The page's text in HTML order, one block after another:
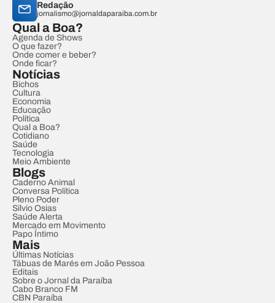
Redação
jornalismo@jornaldaparaiba.com.br
Qual a Boa?
Agenda de Shows
O que fazer?
Onde comer e beber?
Onde ficar?
Notícias
Bichos
Cultura
Economia
Educação
Política
Qual a Boa?
Cotidiano
Saúde
Tecnologia
Meio Ambiente
Blogs
Caderno Animal
Conversa Política
Pleno Poder
Sílvio Osias
Saúde Alerta
Mercado em Movimento
Papo Íntimo
Mais
Últimas Notícias
Tábuas de Marés em João Pessoa
Editais
Sobre o Jornal da Paraíba
Cabo Branco FM
CBN Paraíba